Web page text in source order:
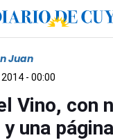
Juan
- 00:00
Vino, con
una